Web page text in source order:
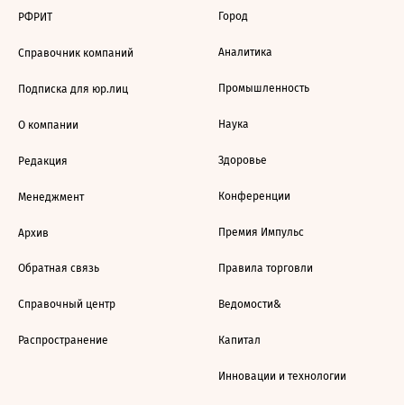
РФРИТ
Справочник компаний
Подписка для юр.лиц
О компании
Редакция
Менеджмент
Архив
Обратная связь
Справочный центр
Распространение
Город
Аналитика
Промышленность
Наука
Здоровье
Конференции
Премия Импульс
Правила торговли
Ведомости&
Капитал
Инновации и технологии